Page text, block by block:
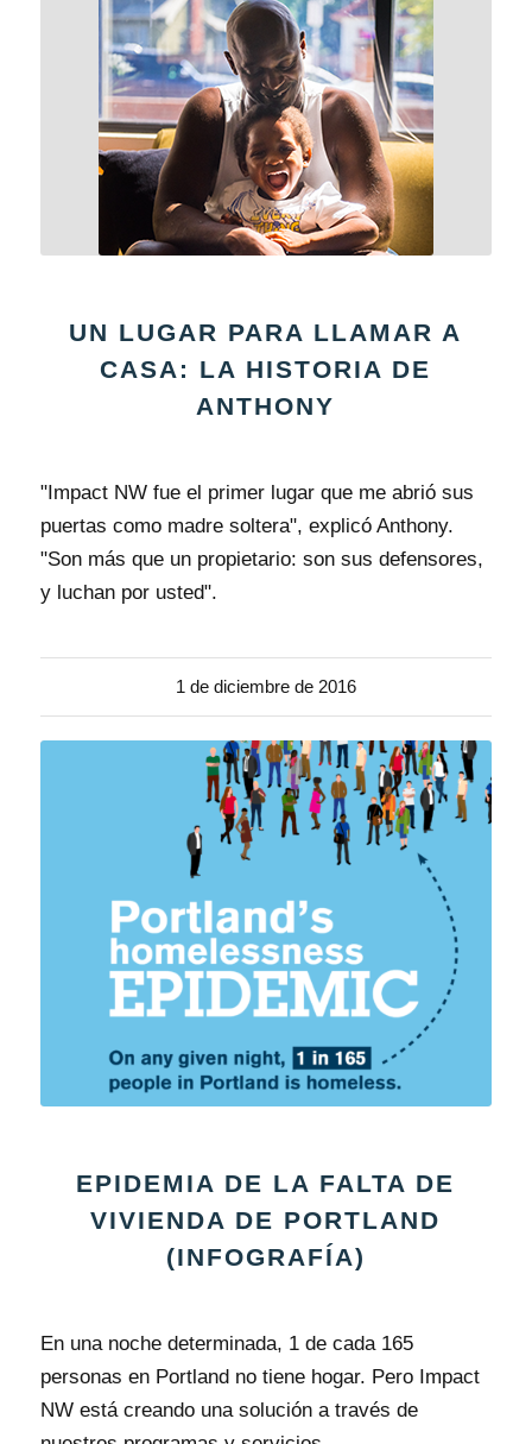
UN LUGAR PARA LLAMAR A
CASA: LA HISTORIA DE
ANTHONY
"Impact NW fue el primer lugar que me abrió sus
puertas como madre soltera", explicó Anthony.
"Son más que un propietario: son sus defensores,
y luchan por usted".
1 de diciembre de 2016
EPIDEMIA DE LA FALTA DE
VIVIENDA DE PORTLAND
(INFOGRAFÍA)
En una noche determinada, 1 de cada 165
personas en Portland no tiene hogar. Pero Impact
NW está creando una solución a través de